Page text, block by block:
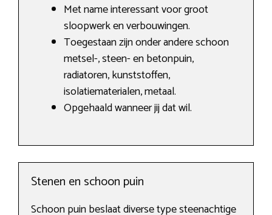
Met name interessant voor groot
sloopwerk en verbouwingen.
Toegestaan zijn onder andere schoon
metsel-, steen- en betonpuin,
radiatoren, kunststoffen,
isolatiematerialen, metaal.
Opgehaald wanneer jij dat wil.
Stenen en schoon puin
Schoon puin beslaat diverse type steenachtige